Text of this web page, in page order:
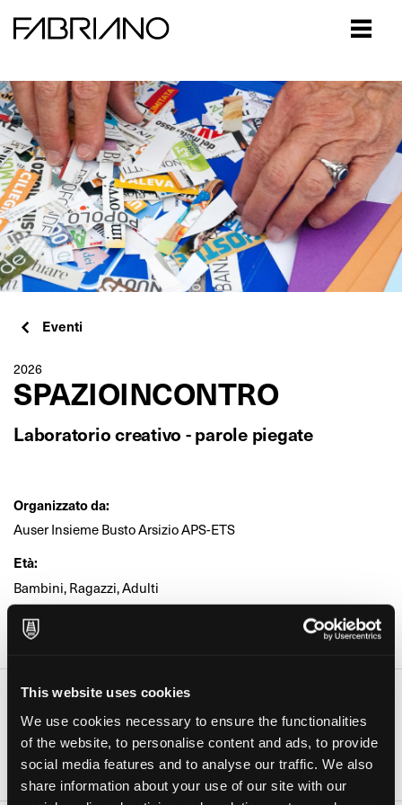
This website uses cookies
We use cookies necessary to ensure the functionalities
of the website, to personalise content and ads, to provide
social media features and to analyse our traffic. We also
share information about your use of our site with our
Eventi
2026
SPAZIOINCONTRO
Laboratorio creativo - parole piegate
Organizzato da:
Auser Insieme Busto Arsizio APS-ETS
Età:
Bambini, Ragazzi, Adulti
Dove:
Auser Insieme Busto Arsizio (Busto Arsizio)
Giorno Orario
08 Ott 2026 15:30-17:30